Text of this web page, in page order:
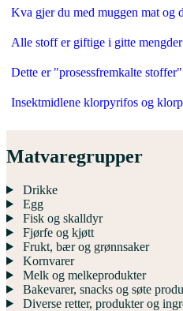
Kva gjer du med muggen mat og
Alle stoff er giftige i gitte mengder
Dette er "prosessfremkalte stoffer"
Insektmidlene klorpyrifos og
Matvaregrupper
Drikke
Egg
Fisk og skalldyr
Fjørfe og kjøtt
Frukt, bær og grønnsaker
Kornvarer
Melk og melkeprodukter
Bakevarer, snacks og søte
Diverse retter, produkter og